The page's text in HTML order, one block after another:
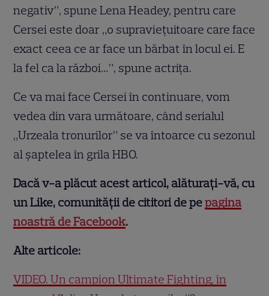
negativ”, spune Lena Headey, pentru care
Cersei este doar „o supraviețuitoare care face
exact ceea ce ar face un bărbat în locul ei. E
la fel ca la război…”, spune actrița.
Ce va mai face Cersei în continuare, vom
vedea din vara următoare, când serialul
„Urzeala tronurilor” se va întoarce cu sezonul
al șaptelea în grila HBO.
Dacă v-a plăcut acest articol, alăturați-vă, cu
un Like, comunității de cititori de pepagina
noastră de Facebook.
Alte articole:
VIDEO. Un campion Ultimate Fighting, în